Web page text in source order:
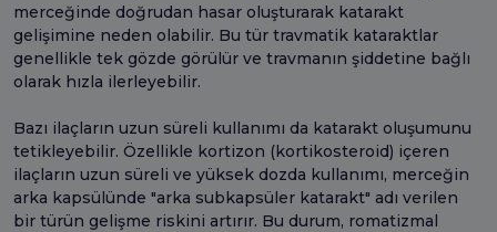
merceğinde doğrudan hasar oluşturarak katarakt
gelişimine neden olabilir. Bu tür travmatik kataraktlar
genellikle tek gözde görülür ve travmanın şiddetine bağlı
olarak hızla ilerleyebilir.
Bazı ilaçların uzun süreli kullanımı da katarakt oluşumunu
tetikleyebilir. Özellikle kortizon (kortikosteroid) içeren
ilaçların uzun süreli ve yüksek dozda kullanımı, merceğin
arka kapsülünde "arka subkapsüler katarakt" adı verilen
bir türün gelişme riskini artırır. Bu durum, romatizmal